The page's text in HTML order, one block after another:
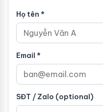
Họ tên *
Email *
SĐT / Zalo (optional)